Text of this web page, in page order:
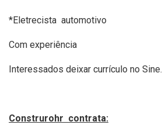
*Eletrecista automotivo
Com experiência
Interessados deixar currículo no Sine.
Construrohr contrata: